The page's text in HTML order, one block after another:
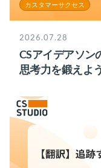
カスタマーサクセス
2026.07.28
CSアイデアソン
思考力を鍛えよう